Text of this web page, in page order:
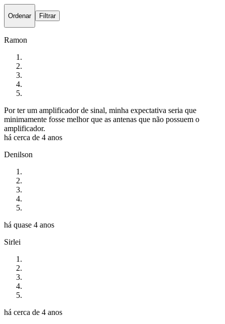
Ordenar Filtrar
Ramon
Por ter um amplificador de sinal, minha expectativa seria que
minimamente fosse melhor que as antenas que não possuem o
amplificador.
há cerca de 4 anos
Denilson
há quase 4 anos
Sirlei
há cerca de 4 anos